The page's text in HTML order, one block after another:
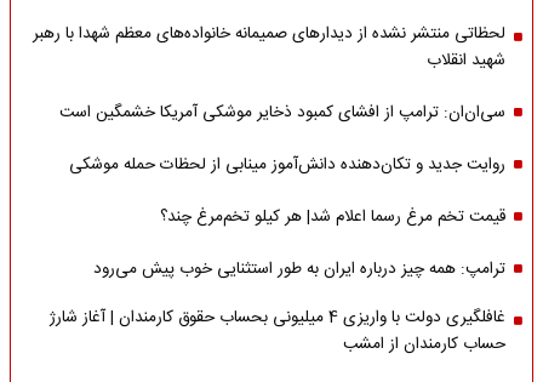
لحظاتی منتشر نشده از دیدارهای صمیمانه خانواده‌های معظم شهدا با رهبر
شهید انقلاب
سی‌ان‌ان: ترامپ از افشای کمبود ذخایر موشکی آمریکا خشمگین است
روایت جدید و تکان‌دهنده دانش‌آموز مینابی از لحظات حمله موشکی
قیمت تخم مرغ رسما اعلام شد| هر کیلو تخم‌مرغ چند؟
ترامپ: همه چیز درباره ایران به طور استثنایی خوب پیش می‌رود
غافلگیری دولت با واریزی 4 میلیونی بحساب حقوق کارمندان | آغاز شارژ
حساب کارمندان از امشب